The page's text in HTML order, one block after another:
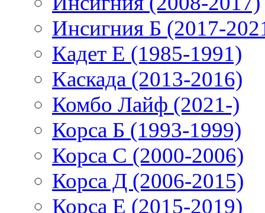
Инсигния Б (2017-
Кадет Е (1985-1991)
Каскада (2013-2016)
Комбо Лайф (2021-)
Корса Б (1993-1999)
Корса С (2000-2006)
Корса Д (2006-2015)
Корса E (2015-2019)